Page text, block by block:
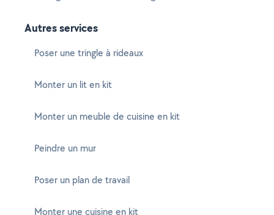
Autres services
Poser une tringle à rideaux
Monter un lit en kit
Monter un meuble de cuisine en kit
Peindre un mur
Poser un plan de travail
Monter une cuisine en kit